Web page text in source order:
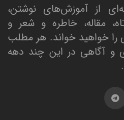
از آموزش‌های نوشتن،
مقاله، خاطره و شعر و
را خواهید خواند. هر مطلب
و آگاهی در این چند دهه